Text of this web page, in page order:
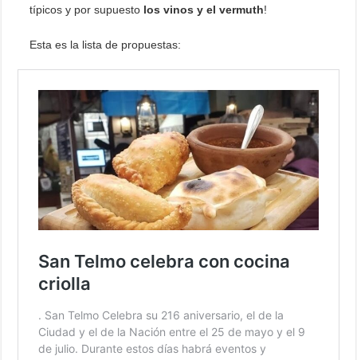
típicos y por supuesto los vinos y el vermuth!
Esta es la lista de propuestas: